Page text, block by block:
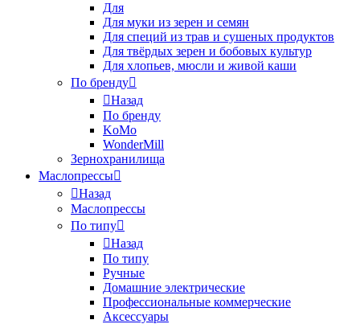
Для
Для муки из зерен и семян
Для специй из трав и сушеных продуктов
Для твёрдых зерен и бобовых культур
Для хлопьев, мюсли и живой каши
По бренду
Назад
По бренду
KoMo
WonderMill
Зернохранилища
Маслопрессы
Назад
Маслопрессы
По типу
Назад
По типу
Ручные
Домашние электрические
Профессиональные коммерческие
Аксессуары